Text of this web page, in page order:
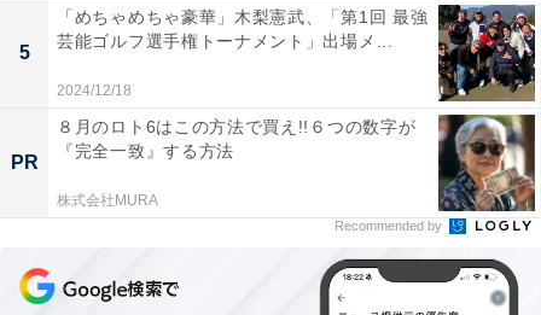
5
「めちゃめちゃ豪華」木梨憲武、「第1回 最強
芸能ゴルフ選手権トーナメント」出場メ...
2024/12/18
PR
８月のロト6はこの方法で買え!!６つの数字が
『完全一致』する方法
株式会社MURA
Recommended by